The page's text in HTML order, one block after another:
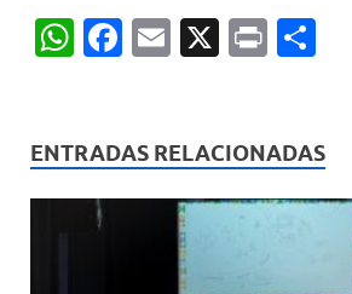
W
s
A
F
b
o
E
X
P
p
ar
ENTRADAS RELACIONADAS